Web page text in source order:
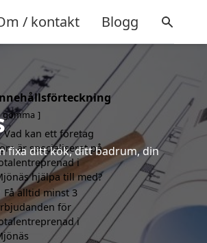
/ kontakt Blogg
fixa ditt kök, ditt badrum, din
gömma
Vad kan ett företag
är specialiserat på
i
hjälpa till med?
Få alltid minst 3
för
i